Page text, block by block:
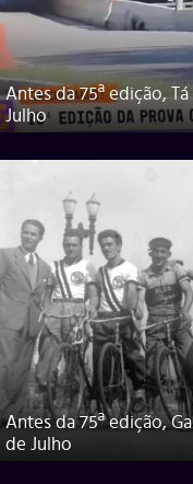
Antes da 75ª edição,
Julho
Antes da 75ª edição,
de Julho